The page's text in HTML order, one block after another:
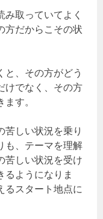
取っていてよく
方だからこその状
と、その方がどう
けでなく、その方
す。
苦しい状況を乗り
も、テーマを理解
苦しい状況を受け
るようになりま
るスタート地点に